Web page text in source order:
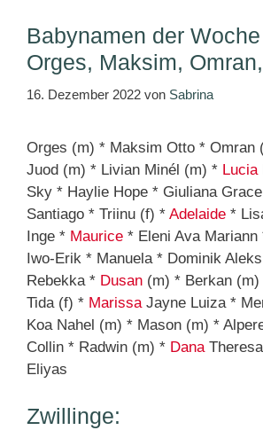
Babynamen der
Orges, Maksim,
16. Dezember 2022 von Sabrina
Orges (m) * Maksim Otto * Omran
Juod (m) * Livian Minél (m) * Lucia
Sky * Haylie Hope * Giuliana
Santiago * Triinu (f) * Adelaide *
Inge * Maurice * Eleni Ava
Iwo-Erik * Manuela * Dominik
Rebekka * Dusan (m) * Berkan
Tida (f) * Marissa Jayne Luiza *
Koa Nahel (m) * Mason (m) *
Collin * Radwin (m) * Dana
Eliyas
Zwillinge: